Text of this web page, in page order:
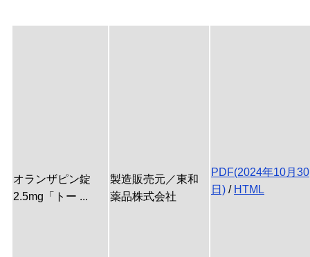
オランザピン錠
2.5mg「トー ...
製造販売元／東和
薬品株式会社
PDF(2024年10月30
日) / HTML